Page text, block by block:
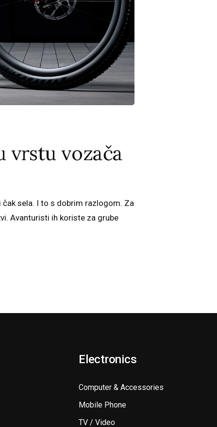
vrstu vozača
sela. I to s dobrim razlogom. Za
Avanturisti ih koriste za grube
Electronics
Computer & Accessories
Mobile Phone
TV / Video